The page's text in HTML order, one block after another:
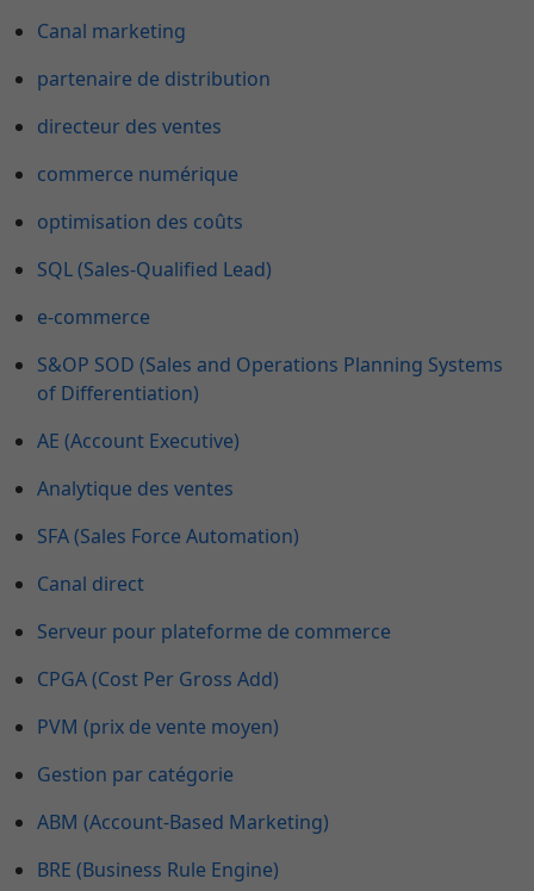
Canal marketing
partenaire de distribution
directeur des ventes
commerce numérique
optimisation des coûts
SQL (Sales-Qualified Lead)
e-commerce
S&OP SOD (Sales and Operations Planning Systems
of Differentiation)
AE (Account Executive)
Analytique des ventes
SFA (Sales Force Automation)
Canal direct
Serveur pour plateforme de commerce
CPGA (Cost Per Gross Add)
PVM (prix de vente moyen)
Gestion par catégorie
ABM (Account-Based Marketing)
BRE (Business Rule Engine)